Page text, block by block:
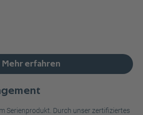
Mehr erfahren
Serienprodukt. Durch unser zertifiziertes